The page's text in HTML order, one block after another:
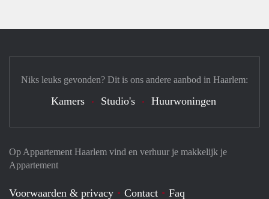
Op Appartement Haarlem vind en verhuur je makkelijk je
Appartement
Voorwaarden & privacy Contact
Faq
Niks leuks gevonden? Dit is ons andere aanbod in Haarlem:
Kamers Studio's Huurwoningen